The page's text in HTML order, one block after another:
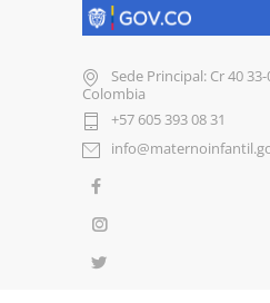
Sede Principal: Cr 40
Colombia
+57 605 393 08 31